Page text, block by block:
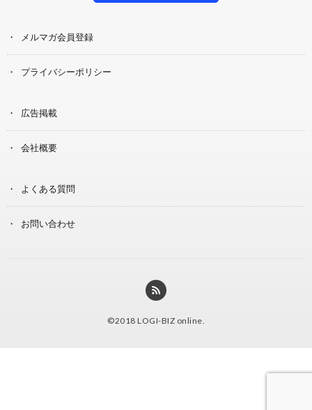
メルマガ会員登録
プライバシーポリシー
広告掲載
会社概要
よくある質問
お問い合わせ
©2018 LOGI-BIZ online